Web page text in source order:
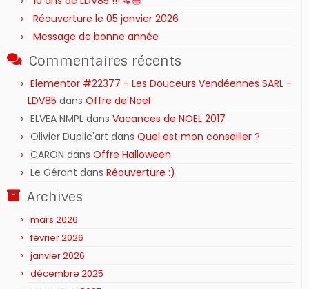
Réouverture le 05 janvier 2026
Message de bonne année
Commentaires récents
Elementor #22377 - Les Douceurs Vendéennes SARL -
LDV85 dans Offre de Noël
ELVEA NMPL dans Vacances de NOEL 2017
Olivier Duplic'art dans Quel est mon conseiller ?
CARON dans Offre Halloween
Le Gérant dans Réouverture :)
Archives
mars 2026
février 2026
janvier 2026
décembre 2025